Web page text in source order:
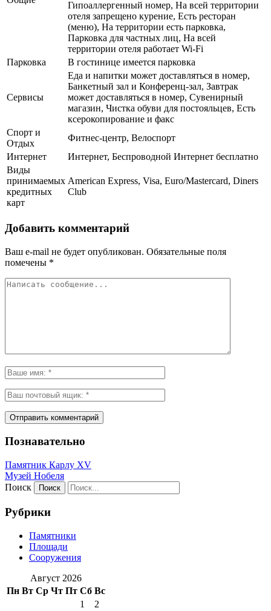
Гипоаллергенный номер, На всей территории
отеля запрещено курение, Есть ресторан
(меню), На территории есть парковка,
Парковка для частных лиц, На всей
территории отеля работает Wi-Fi
Парковка
В гостинице имеется парковка
Сервисы
Еда и напитки может доставляться в номер,
Банкетный зал и Конференц-зал, Завтрак
может доставляться в номер, Сувенирный
магазин, Чистка обуви для постояльцев, Есть
ксерокопирование и факс
Спорт и
Отдых
Фитнес-центр, Велоспорт
Интернет
Интернет, Беспроводной Интернет бесплатно
Виды
принимаемых
кредитных
карт
American Express, Visa, Euro/Mastercard, Diners
Club
Добавить комментарий
Ваш e-mail не будет опубликован. Обязательные поля
помечены *
Познавательно
Памятник Карлу XV
Музей Нобеля
Поиск
Рубрики
Памятники
Площади
Сооружения
Август 2026
Пн Вт Ср Чт Пт Сб Вс
1
2